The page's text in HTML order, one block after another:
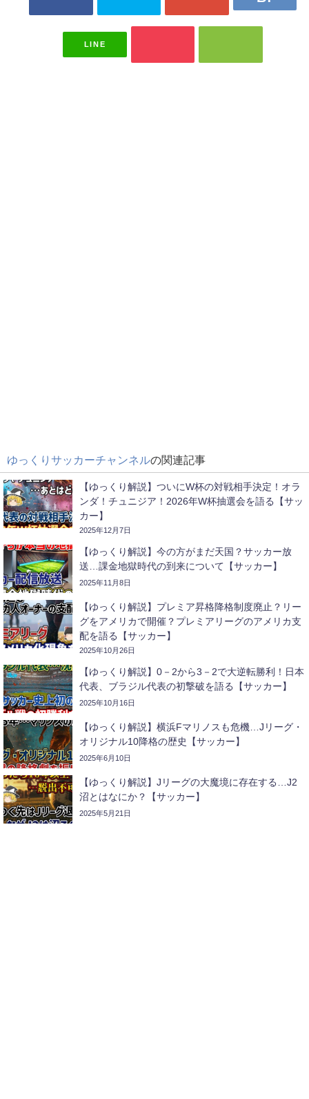
LINE
ゆっくりサッカーチャンネルの関連記事
【ゆっくり解説】ついにW杯の対戦相手決定！オラ
ンダ！チュニジア！2026年W杯抽選会を語る【サッ
カー】
2025年12月7日
【ゆっくり解説】今の方がまだ天国？サッカー放
送…課金地獄時代の到来について【サッカー】
2025年11月8日
【ゆっくり解説】プレミア昇格降格制度廃止？リー
グをアメリカで開催？プレミアリーグのアメリカ支
配を語る【サッカー】
2025年10月26日
【ゆっくり解説】0－2から3－2で大逆転勝利！日本
代表、ブラジル代表の初撃破を語る【サッカー】
2025年10月16日
【ゆっくり解説】横浜Fマリノスも危機…Jリーグ・
オリジナル10降格の歴史【サッカー】
2025年6月10日
【ゆっくり解説】Jリーグの大魔境に存在する…J2
沼とはなにか？【サッカー】
2025年5月21日